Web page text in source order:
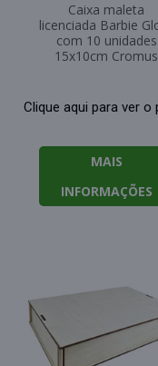
Caixa maleta
licenciada Barbie
com 10 unidades
15x10cm Cromus
Clique aqui para ver o
MAIS
INFORMAÇÕES